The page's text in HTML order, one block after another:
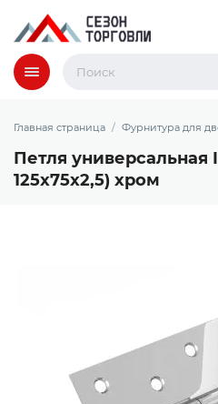
Меню
Главная страница Фурнитура для
Петля универсальная
125x75x2,5) хром